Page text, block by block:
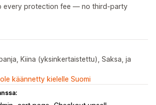
every protection fee — no third-party
Kiina (yksinkertaistettu), Saksa, ja
käännetty kielelle Suomi